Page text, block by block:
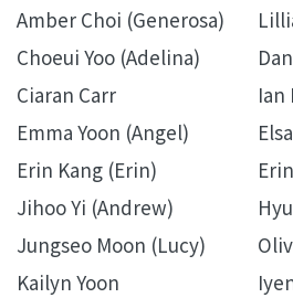
Amber Choi (Generosa)
Choeui Yoo (Adelina)
Ciaran Carr
Emma Yoon (Angel)
Erin Kang (Erin)
Jihoo Yi (Andrew)
Jungseo Moon (Lucy)
Kailyn Yoon
Ian